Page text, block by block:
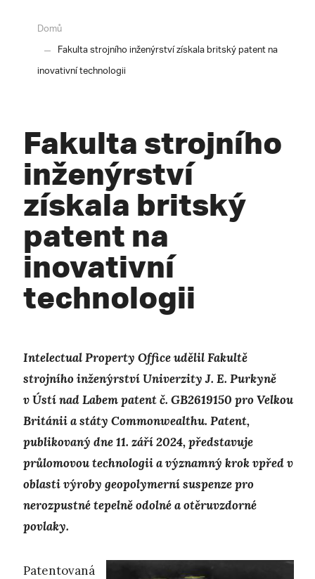
Domů
Fakulta strojního inženýrství získala britský patent na
inovativní technologii
Fakulta strojního
inženýrství
získala britský
patent na
inovativní
technologii
Intelectual Property Office udělil Fakultě
strojního inženýrství Univerzity J. E. Purkyně
v Ústí nad Labem patent č. GB2619150 pro Velkou
Británii a státy Commonwealthu. Patent,
publikovaný dne 11. září 2024, představuje
průlomovou technologii a významný krok vpřed v
oblasti výroby geopolymerní suspenze pro
nerozpustné tepelně odolné a otěruvzdorné
povlaky.
Patentovaná